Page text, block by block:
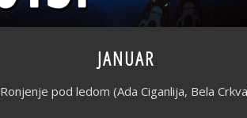
JANUAR
Ronjenje pod ledom (Ada Ciganlija, Bela